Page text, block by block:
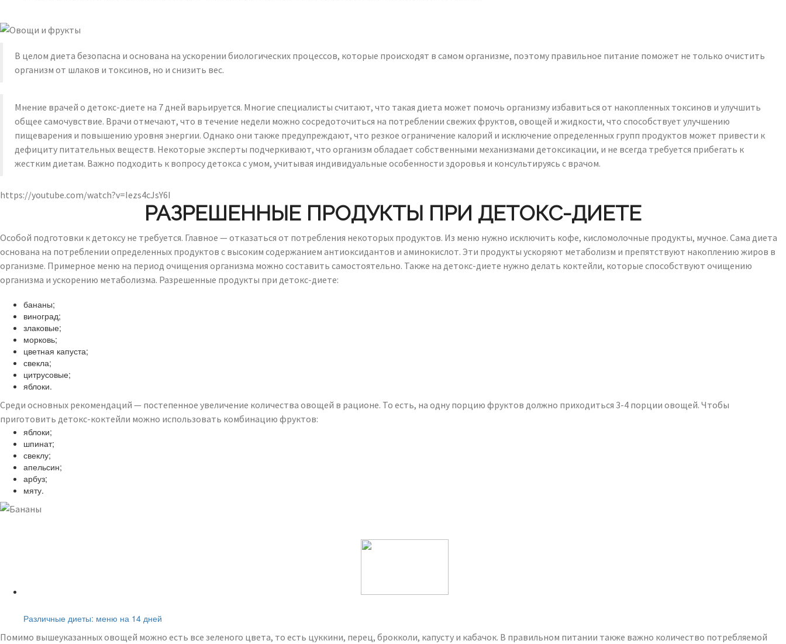
В целом диета безопасна и основана на ускорении биологических процессов, которые происходят в самом организме, поэтому правильное питание поможет не только очистить
организм от шлаков и токсинов, но и снизить вес.
Мнение врачей о детокс-диете на 7 дней варьируется. Многие специалисты считают, что такая диета может помочь организму избавиться от накопленных токсинов и улучшить
общее самочувствие. Врачи отмечают, что в течение недели можно сосредоточиться на потреблении свежих фруктов, овощей и жидкости, что способствует улучшению
пищеварения и повышению уровня энергии. Однако они также предупреждают, что резкое ограничение калорий и исключение определенных групп продуктов может привести к
дефициту питательных веществ. Некоторые эксперты подчеркивают, что организм обладает собственными механизмами детоксикации, и не всегда требуется прибегать к
жестким диетам. Важно подходить к вопросу детокса с умом, учитывая индивидуальные особенности здоровья и консультируясь с врачом.
https://youtube.com/watch?v=Iezs4cJsY6I
РАЗРЕШЕННЫЕ ПРОДУКТЫ ПРИ ДЕТОКС-ДИЕТЕ
Особой подготовки к детоксу не требуется. Главное — отказаться от потребления некоторых продуктов. Из меню нужно исключить кофе, кисломолочные продукты, мучное. Сама диета
основана на потреблении определенных продуктов с высоким содержанием антиоксидантов и аминокислот. Эти продукты ускоряют метаболизм и препятствуют накоплению жиров в
организме. Примерное меню на период очищения организма можно составить самостоятельно. Также на детокс-диете нужно делать коктейли, которые способствуют очищению
организма и ускорению метаболизма. Разрешенные продукты при детокс-диете:
бананы;
виноград;
злаковые;
морковь;
цветная капуста;
свекла;
цитрусовые;
яблоки.
Среди основных рекомендаций — постепенное увеличение количества овощей в рационе. То есть, на одну порцию фруктов должно приходиться 3-4 порции овощей. Чтобы
приготовить детокс-коктейли можно использовать комбинацию фруктов:
яблоки;
шпинат;
свеклу;
апельсин;
арбуз;
мяту.
Различные диеты: меню на 14 дней
Помимо вышеуказанных овощей можно есть все зеленого цвета, то есть цуккини, перец, брокколи, капусту и кабачок. В правильном питании также важно количество потребляемой